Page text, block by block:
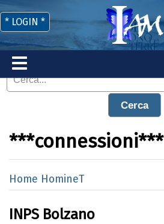
Cerca
* LOGIN *
***connessioni***
Home HomineT
INPS Bolzano